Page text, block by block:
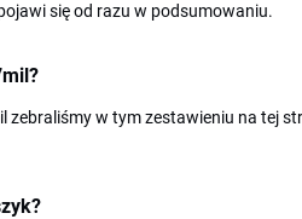
się od razu w podsumowaniu.
w tym zestawieniu na tej